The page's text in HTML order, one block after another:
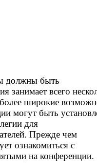
должны быть
занимает всего
широкие
могут быть
для
Прежде чем
ознакомиться с
на конференции.